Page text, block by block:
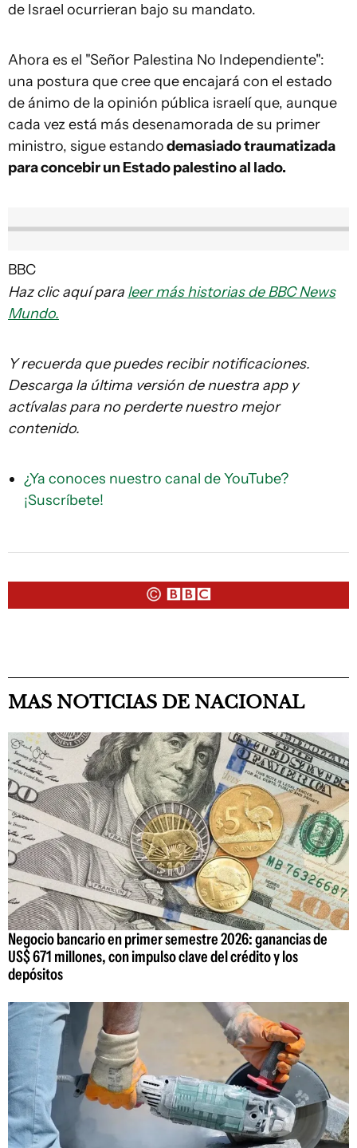
de Israel ocurrieran bajo su mandato.
Ahora es el "Señor Palestina No Independiente":
una postura que cree que encajará con el estado
de ánimo de la opinión pública israelí que, aunque
cada vez está más desenamorada de su primer
ministro, sigue estandodemasiado traumatizada
para concebir un Estado palestino al lado.
BBC
Haz clic aquí para leer más historias de BBC News
Mundo.
Y recuerda que puedes recibir notificaciones.
Descarga la última versión de nuestra app y
actívalas para no perderte nuestro mejor
contenido.
¿Ya conoces nuestro canal de YouTube?
¡Suscríbete!
MAS NOTICIAS DE NACIONAL
Negocio bancario en primer semestre 2026: ganancias de
US$ 671 millones, con impulso clave del crédito y los
depósitos